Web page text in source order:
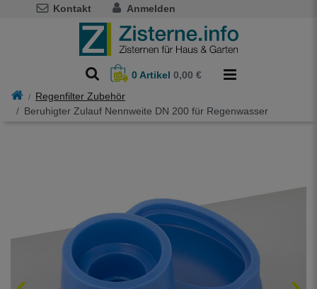
Kontakt Anmelden
0Artikel 0,00 €
Regenfilter Zubehör
Beruhigter Zulauf Nennweite DN 200 für Regenwasser